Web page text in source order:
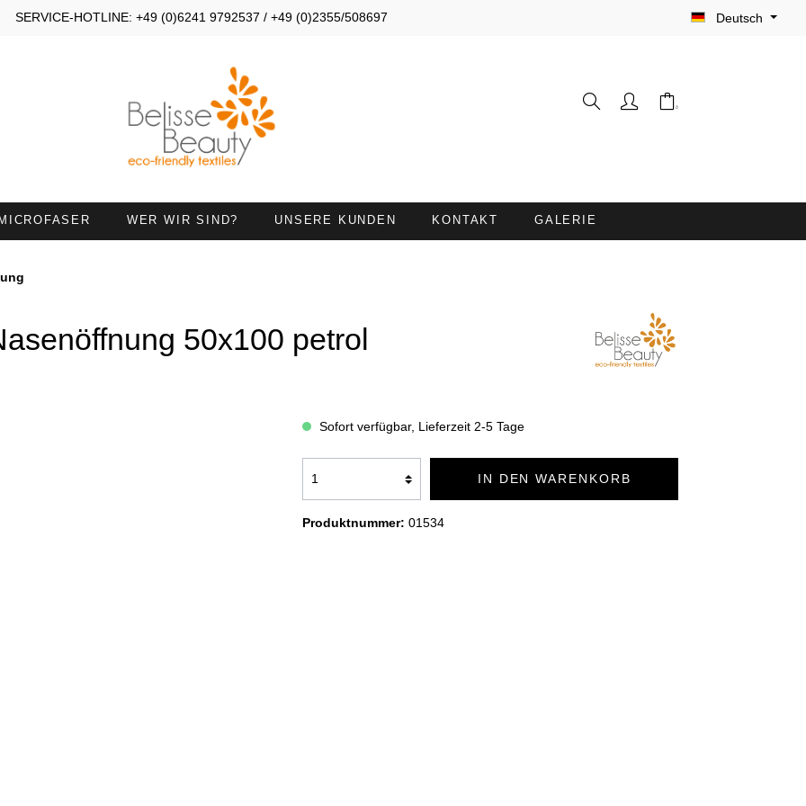
Deutsch
SERVICE-HOTLINE: +49 (0)6241 9792537 / +49 (0)2355/508697
MICROFASER WER WIR SIND? UNSERE KUNDEN KONTAKT GALERIE
LIEGENBEZÜGE MIT
BADEMÄNTEL NEW GENERATION BADEMÄNTEL DUO SOFT
KUSCHELDECKEN LIGHT KUSCHELDECKEN PREMIUM
KUSCHELDECKEN MIT
50x100 petrol
Sofort verfügbar, Lieferzeit 2-5 Tage
IN DEN WARENKORB
Produktnummer: 01534